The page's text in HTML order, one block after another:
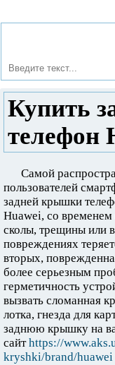
Купить
телефон
Самой
пользователей
задней крышки
Huawei, со временем
сколы, трещины или
повреждениях
вторых,
более серьезным
герметичность
вызвать сломанная
лотка, гнезда для
заднюю крышку на
сайтhttps://
kryshki/brand/huawei